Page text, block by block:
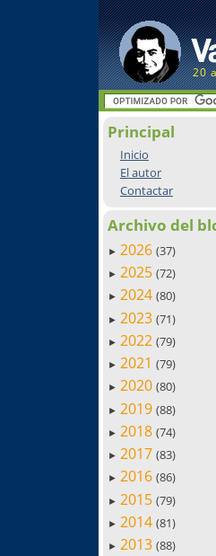
20
Principal
Inicio
El autor
Contactar
Archivo del
► 2026 (37)
► 2025 (72)
► 2024 (80)
► 2023 (71)
► 2022 (79)
► 2021 (79)
► 2020 (80)
► 2019 (88)
► 2018 (74)
► 2017 (83)
► 2016 (86)
► 2015 (79)
► 2014 (81)
► 2013 (88)